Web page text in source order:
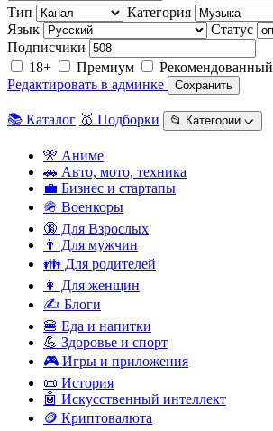
Тип
Категория
Язык
Статус
Подписчики
18+
Премиум
Рекомендованный
Редактировать в админке
Сохранить
📚 Каталог 🥇 Подборки 📂 Категории ᨆ
🎌 Аниме
🚗 Авто, мото, техника
💼 Бизнес и стартапы
🪖 Военкоры
🔞 Для Взрослых
👨 Для мужчин
👪 Для родителей
👩 Для женщин
✍️ Блоги
🍔 Еда и напитки
💪 Здоровье и спорт
🎮 Игры и приложения
📜 История
🤖 Искусственный интеллект
🪙 Криптовалюта